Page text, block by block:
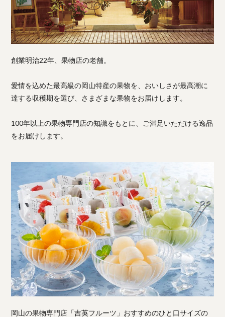
創業明治22年、果物店の老舗。
愛情を込めた最高級の岡山特産の果物を、おいしさが最高潮に
達する収穫期を選び、さまざまな果物をお届けします。
100年以上の果物専門店の知識をもとに、ご満足いただける逸品
をお届けします。
岡山の果物専門店「吉英フルーツ」おすすめのひと口サイズの